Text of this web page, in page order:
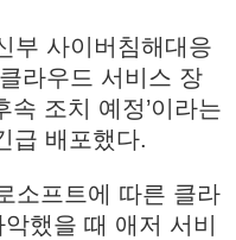
부 사이버침해대응
라우드 서비스 장
조치 예정’이라는
급 배포했다.
소프트에 따른 클라
했을 때 애저 서비